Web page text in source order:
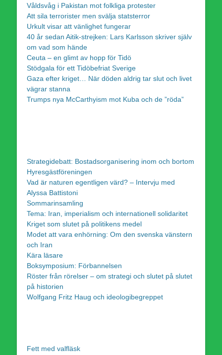
Våldsvåg i Pakistan mot folkliga protester
Att sila terrorister men svälja statsterror
Urkult visar att vänlighet fungerar
40 år sedan Aitik-strejken: Lars Karlsson skriver själv
om vad som hände
Ceuta – en glimt av hopp för Tidö
Stödgala för ett Tidöbefriat Sverige
Gaza efter kriget… När döden aldrig tar slut och livet
vägrar stanna
Trumps nya McCarthyism mot Kuba och de ”röda”
Strategidebatt: Bostadsorganisering inom och bortom
Hyresgästföreningen
Vad är naturen egentligen värd? – Intervju med
Alyssa Battistoni
Sommarinsamling
Tema: Iran, imperialism och internationell solidaritet
Kriget som slutet på politikens medel
Modet att vara enhörning: Om den svenska vänstern
och Iran
Kära läsare
Boksymposium: Förbannelsen
Röster från rörelser – om strategi och slutet på slutet
på historien
Wolfgang Fritz Haug och ideologibegreppet
Fett med valfläsk